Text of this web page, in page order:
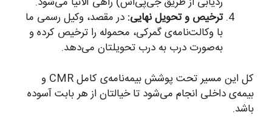
ترخیص و تحویل نهایی: در مقصد، وکیل رسمی ما
با وکالت‌نامه‌ی گمرکی، محموله را ترخیص کرده و
به‌صورت درب به درب تحویلتان می‌دهد.
کل این مسیر تحت پوشش بیمه‌نامه‌ی کامل CMR و
بیمه‌ی داخلی انجام می‌شود تا خیالتان از هر بابت آسوده
باشد.